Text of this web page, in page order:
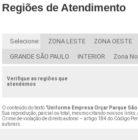
Regiões de Atendimento
Selecione: ZONA LESTE ZONA OESTE
GRANDE SÃO PAULO INTERIOR Zona
Verifique as regiões que
atendemos
O conteúdo do texto "Uniforme Empresa Orçar Parque
Sua reprodução, parcial ou total, mesmo citando nossos
Crime de violação de direito autoral – artigo 184 do Código
autorais